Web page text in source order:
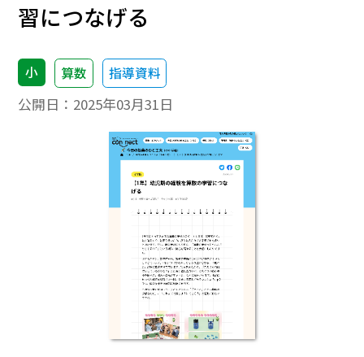
習につなげる
小 算数 指導資料
公開日： 2025年03月31日